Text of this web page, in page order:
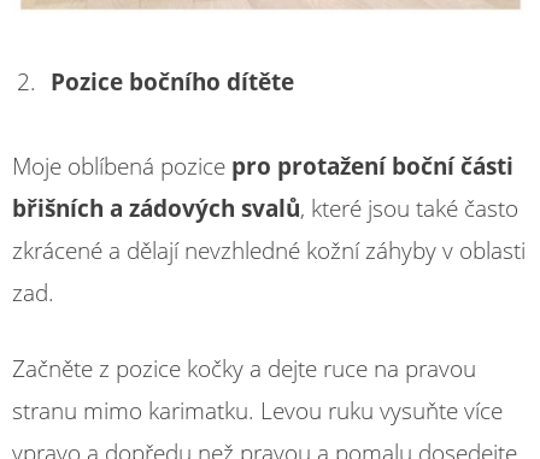
Pozice bočního dítěte
Moje oblíbená pozice pro protažení boční části
břišních a zádových svalů, které jsou také často
zkrácené a dělají nevzhledné kožní záhyby v oblasti
zad.
Začněte z pozice kočky a dejte ruce na pravou
stranu mimo karimatku. Levou ruku vysuňte více